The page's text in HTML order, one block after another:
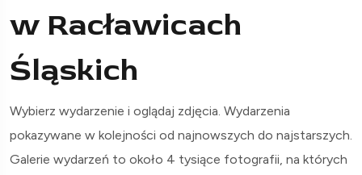
w Racławicach
Śląskich
Wybierz wydarzenie i oglądaj zdjęcia. Wydarzenia
pokazywane w kolejności od najnowszych do najstarszych.
Galerie wydarzeń to około 4 tysiące fotografii, na których